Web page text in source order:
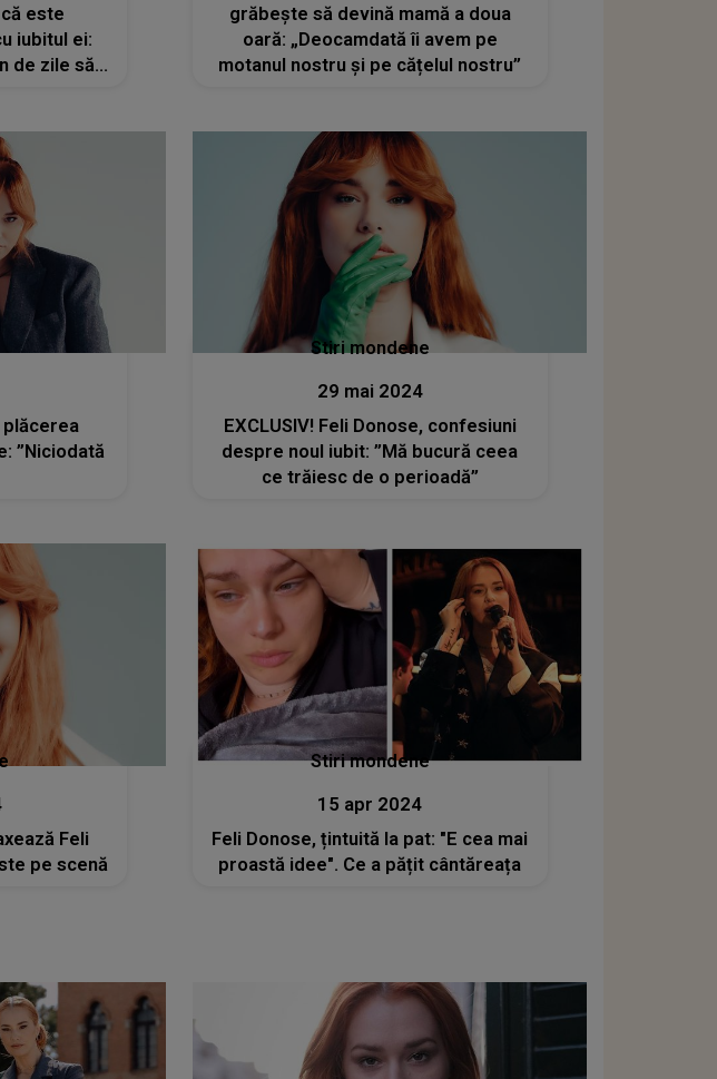
este
iubitul ei:
de zile să
grăbește să devină mamă a doua
oară: „Deocamdată îi avem pe
motanul nostru și pe cățelul nostru”
plăcerea
”Niciodată
Stiri mondene
29 mai 2024
EXCLUSIV! Feli Donose, confesiuni
despre noul iubit: ”Mă bucură ceea
ce trăiesc de o perioadă”
Feli
pe scenă
Stiri mondene
15 apr 2024
Feli Donose, țintuită la pat: "E cea mai
proastă idee". Ce a pățit cântăreața